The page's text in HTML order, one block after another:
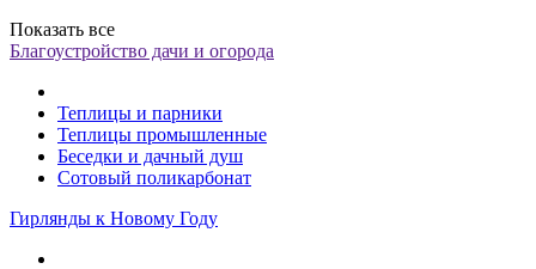
Показать все
Благоустройство дачи и огорода
Теплицы и парники
Теплицы промышленные
Беседки и дачный душ
Сотовый поликарбонат
Гирлянды к Новому Году